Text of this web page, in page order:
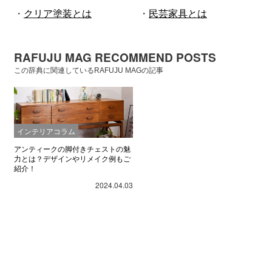
・ クリア塗装とは ・ 民芸家具とは
RAFUJU MAG RECOMMEND POSTS
この辞典に関連しているRAFUJU MAGの記事
インテリアコラム
アンティークの脚付きチェストの魅
力とは？デザインやリメイク例もご
紹介！
2024.04.03